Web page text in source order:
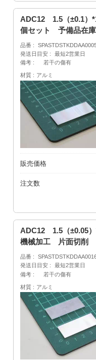
ADC12 1.5（±0.1）
個セット 予備品在庫
品番
発送日目安
最短2営業日
備考
若干の傷有
材質 アルミ
販売価格
注文数
ADC12 1.5（±0.05
機械加工 片面切削
品番
発送日目安
最短2営業日
備考
若干の傷有
材質 アルミ